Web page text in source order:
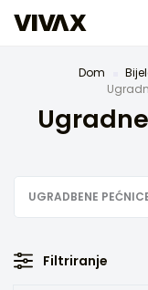
Dom
UGRADBENE
Filtriranje